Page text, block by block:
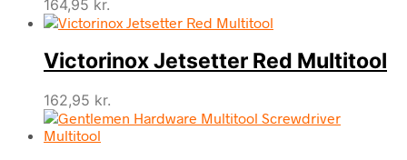
164,95 kr.
Victorinox Jetsetter Red Multitool
162,95 kr.